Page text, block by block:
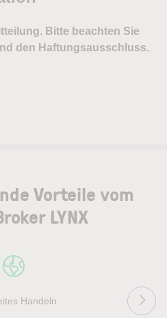
Vorteile vom
LYNX
Handeln